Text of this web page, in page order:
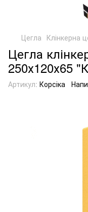
Цегла Клінкерна
Цегла
250х120х65
Артикул: Корсіка